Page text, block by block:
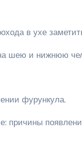
в ухе
шею и нижнюю
фурункула.